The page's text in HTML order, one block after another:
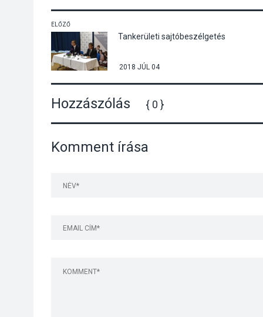
ELŐZŐ
Tankerületi sajtóbeszélgetés
2018 JÚL 04
Hozzászólás { 0 }
Komment írása